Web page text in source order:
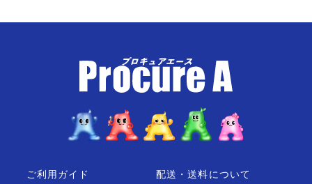
ご利用ガイド
配送・送料について